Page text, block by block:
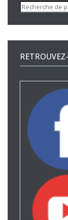
Recherche
pour :